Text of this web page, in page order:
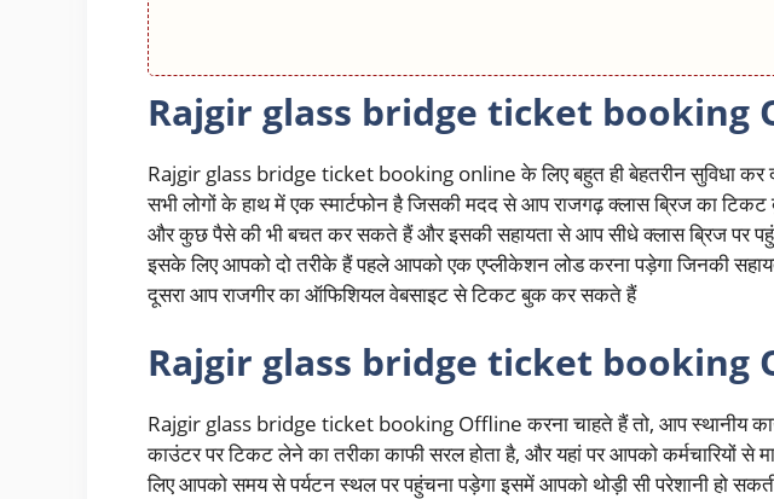
Rajgir glass bridge ticket booking
Rajgir glass bridge ticket booking online के लिए बहुत ही बेहतरीन सुविधा कर
सभी लोगों के हाथ में एक स्मार्टफोन है जिसकी मदद से आप राजगढ़ क्लास ब्रिज का
और कुछ पैसे की भी बचत कर सकते हैं और इसकी सहायता से आप सीधे क्लास ब्रिज पर
इसके लिए आपको दो तरीके हैं पहले आपको एक एप्लीकेशन लोड करना पड़ेगा जिनकी
दूसरा आप राजगीर का ऑफिशियल वेबसाइट से टिकट बुक कर सकते हैं
Rajgir glass bridge ticket booking
Rajgir glass bridge ticket booking Offline करना चाहते हैं तो, आप स्थानीय
काउंटर पर टिकट लेने का तरीका काफी सरल होता है, और यहां पर आपको कर्मचारियों से
लिए आपको समय से पर्यटन स्थल पर पहुंचना पड़ेगा इसमें आपको थोड़ी सी परेशानी हो